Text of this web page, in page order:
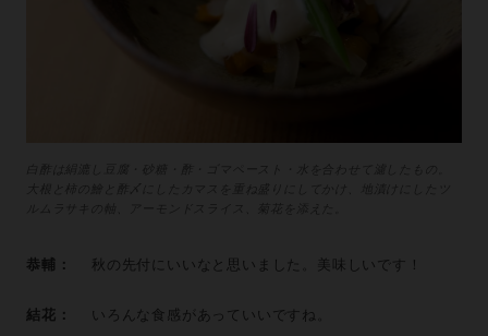
大根と柿の鱠と酢〆にしたカマスを重ね盛りにしてかけ、地漬けにしたツ
恭輔： 秋の先付にいいなと思いました。美味しいです！
結花： いろんな食感があっていいですね。